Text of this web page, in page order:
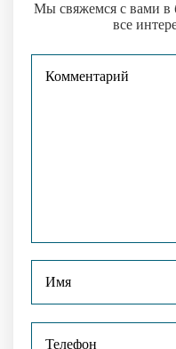
Мы свяжемся с вами в
все